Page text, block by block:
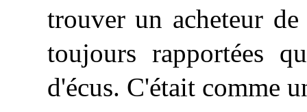
trouver un acheteur
toujours rapportées
d'écus. C'était comme